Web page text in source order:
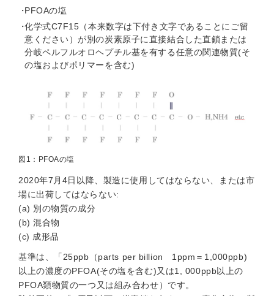
PFOAの塩
化学式C7F15（本来数字は下付き文字であることにご留
意ください）が別の炭素原子に直接結合した直鎖または
分岐ペルフルオロヘプチル基を有する任意の関連物質(そ
の塩およびポリマーを含む)
図1：PFOAの塩
2020年7月4日以降、製造に使用してはならない、または市
場に出荷してはならない:
(a) 別の物質の成分
(b) 混合物
(c) 成形品
基準は、「25ppb（parts per billion 1ppm＝1,000ppb)
以上の濃度のPFOA(その塩を含む)又は1, 000ppb以上の
PFOA類物質の一つ又は組み合わせ）です。